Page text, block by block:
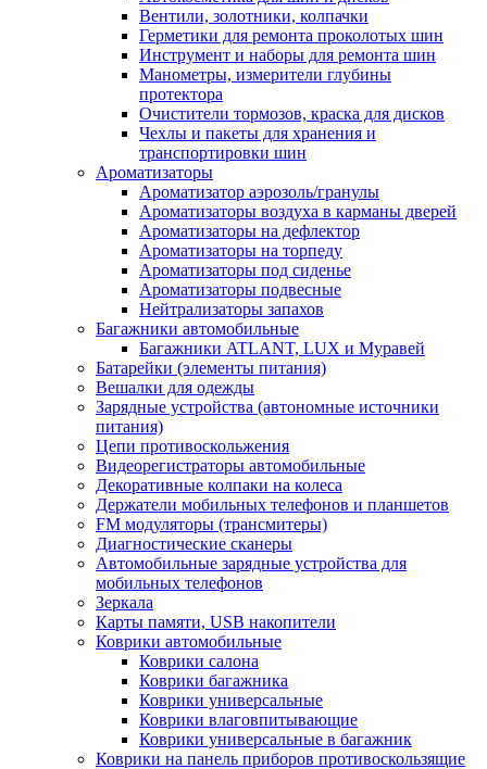
Вентили, золотники, колпачки
Герметики для ремонта проколотых шин
Инструмент и наборы для ремонта шин
Манометры, измерители глубины
протектора
Очистители тормозов, краска для дисков
Чехлы и пакеты для хранения и
транспортировки шин
Ароматизаторы
Ароматизатор аэрозоль/гранулы
Ароматизаторы воздуха в карманы дверей
Ароматизаторы на дефлектор
Ароматизаторы на торпеду
Ароматизаторы под сиденье
Ароматизаторы подвесные
Нейтрализаторы запахов
Багажники автомобильные
Багажники ATLANT, LUX и Муравей
Батарейки (элементы питания)
Вешалки для одежды
Зарядные устройства (автономные источники
питания)
Цепи противоскольжения
Видеорегистраторы автомобильные
Декоративные колпаки на колеса
Держатели мобильных телефонов и планшетов
FM модуляторы (трансмитеры)
Диагностические сканеры
Автомобильные зарядные устройства для
мобильных телефонов
Зеркала
Карты памяти, USB накопители
Коврики автомобильные
Коврики салона
Коврики багажника
Коврики универсальные
Коврики влаговпитывающие
Коврики универсальные в багажник
Коврики на панель приборов противоскользящие